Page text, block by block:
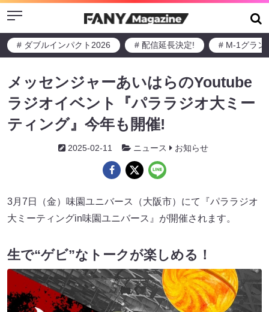
Menu
# ダブルインパクト2026 # 配信延長決定! # M-1グラン
メッセンジャーあいはらのYoutube
ラジオイベント『パララジオ大ミー
ティング』今年も開催!
2025-02-11 ニュース お知らせ
3月7日（金）味園ユニバース（大阪市）にて『パララジオ
大ミーティングin味園ユニバース』が開催されます。
生で“ゲビ”なトークが楽しめる！